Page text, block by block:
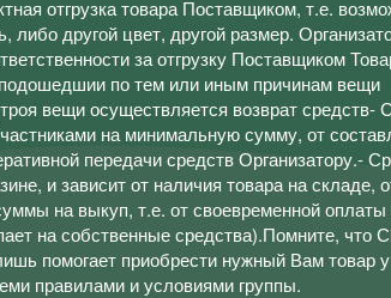
отгрузка товара Поставщиком, т.е.
другой цвет, другой размер.
за отгрузку Поставщиком
по тем или иным причинам вещи
вещи осуществляется возврат средств-
на минимальную сумму, от
передачи средств Организатору.-
и зависит от наличия товара на складе,
на выкуп, т.е. от своевременной оплаты
на собственные средства).Помните, что
помогает приобрести нужный Вам товар у
правилами и условиями группы.